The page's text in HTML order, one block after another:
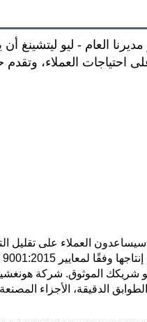
في عام 2004 عندما قرر
العملاء، وتقدم